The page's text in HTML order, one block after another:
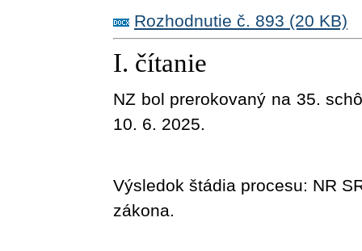
Rozhodnutie č. 893 (20 KB)
I. čítanie
NZ bol prerokovaný na 35.
10. 6. 2025.
Výsledok štádia procesu: NR
zákona.